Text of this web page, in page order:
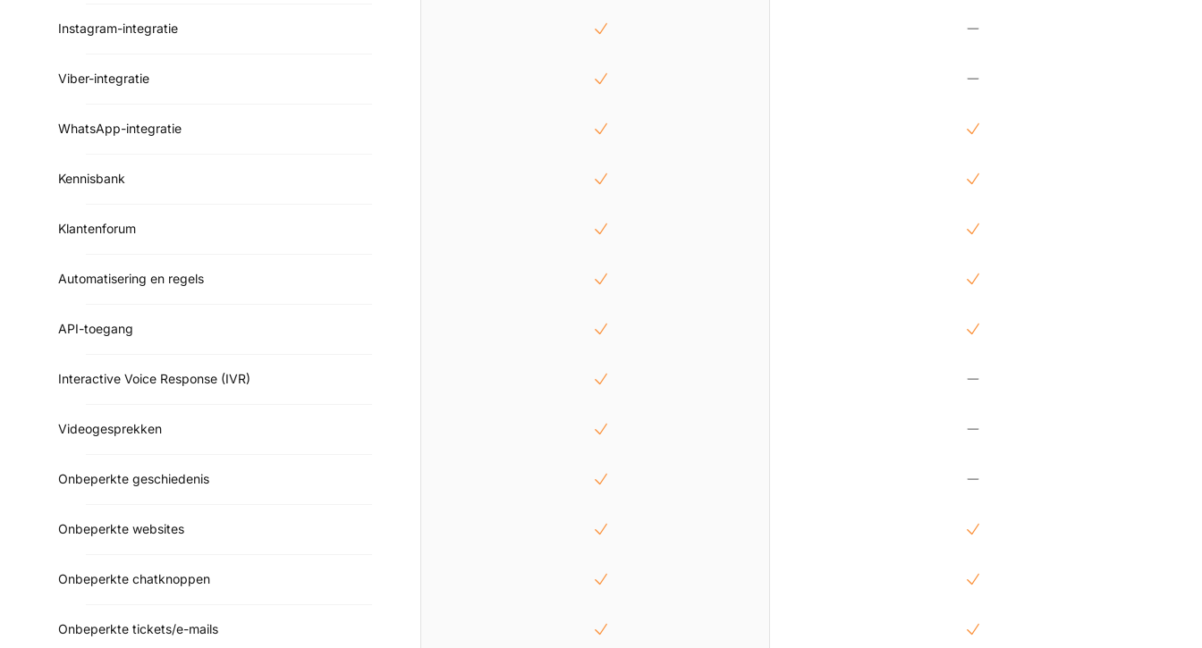
Instagram-integratie
Viber-integratie
WhatsApp-integratie
Kennisbank
Klantenforum
Automatisering en regels
API-toegang
Interactive Voice Response (IVR)
Videogesprekken
Onbeperkte geschiedenis
Onbeperkte websites
Onbeperkte chatknoppen
Onbeperkte tickets/e-mails